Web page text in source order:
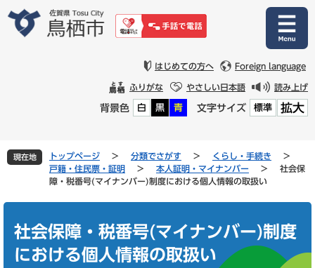
文
はじめての方へ Foreign language
ふりがな やさしい日本語 読み上げ
背景色 白 黒 青 文字サイズ 標準 拡大
現在地 トップページ > 分類でさがす > くらし・手続き
>
戸籍・住民票・証明
> 本人証明・マイナンバー >
社会保
障・税番号(マイナンバー)制度における個人情報の取扱い
社会保障・税番号(マイナンバー)制度
における個人情報の取扱い